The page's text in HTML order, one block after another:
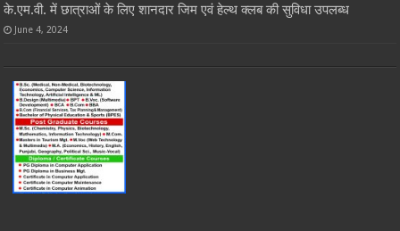
के.एम.वी. में छात्राओं के लिए शानदार जिम एवं हेल्थ क्लब की सुविधा उपलब्ध
June 4, 2024